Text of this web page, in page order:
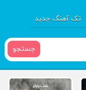
تک آهنگ جدید
جستجو